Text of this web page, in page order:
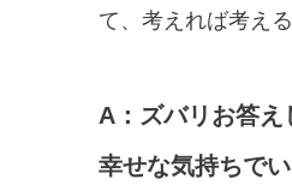
て、考えれば考え
A：ズバリお答
幸せな気持ちでい